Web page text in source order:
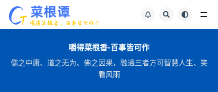
嚼得菜根香-百事皆可作
儒之中庸、道之无为、佛之因果，融通三者方可智慧人生、笑
看风雨
全站文章搜索